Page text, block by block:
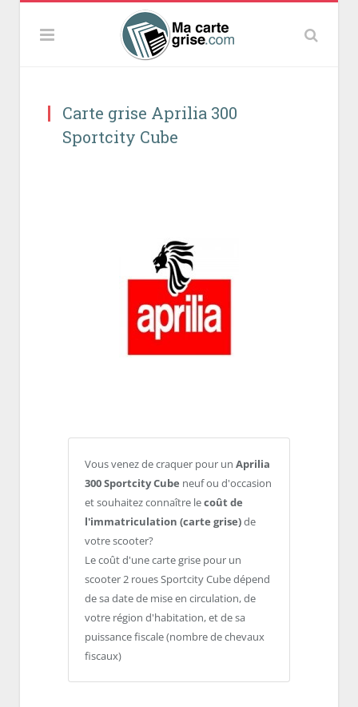
Carte grise Aprilia 300
Sportcity Cube
Vous venez de craquer pour un Aprilia
300 Sportcity Cube neuf ou d'occasion
et souhaitez connaître lecoût de
l'immatriculation (carte grise)de
votre scooter?
Le coût d'une carte grise pour un
scooter 2 roues Sportcity Cube dépend
de sa date de mise en circulation, de
votre région d'habitation, et de sa
puissance fiscale (nombre de chevaux
fiscaux)